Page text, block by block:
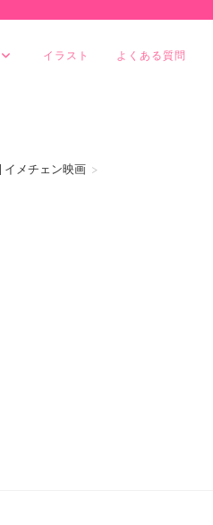
イラスト よくある質問
イメチェン映画 >